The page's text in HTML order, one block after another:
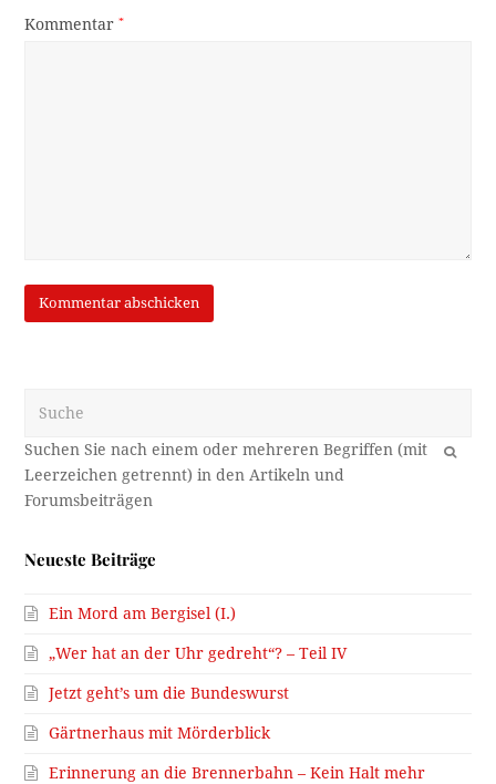
Kommentar*
OK
Neueste Beiträge
Ein Mord am Bergisel (I.)
„Wer hat an der Uhr gedreht“? – Teil IV
Jetzt geht’s um die Bundeswurst
Gärtnerhaus mit Mörderblick
Erinnerung an die Brennerbahn – Kein Halt mehr